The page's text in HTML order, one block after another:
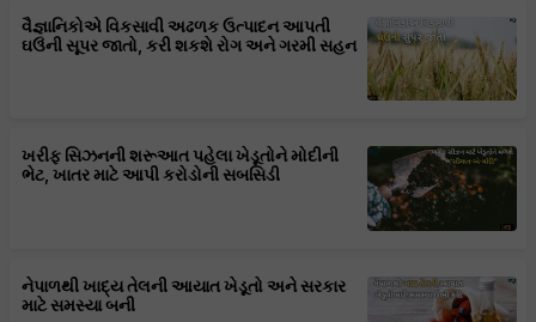
વૈજ્ઞાનિકોએ વિકસાવી અઢળક ઉત્પાદન આપતી
ઘઉંની સૂપર જાતો, કરી શકશે રોગ અને ગરમી સહન
ખરીફ સિઝનની શરૂઆત પહેલા ખેડૂતોને મોદીની
ભેટ, ખાતર માટે આપી કરોડોની સબસિડી
નેપાળથી ખાદ્ય તેલની આયાત ખેડૂતો અને સરકાર
માટે સમસ્યા બની